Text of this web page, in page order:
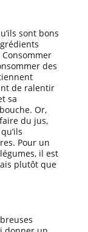
sont bons
des
de ralentir
sa
Or,
du jus,
Pour un
il est
plutôt que